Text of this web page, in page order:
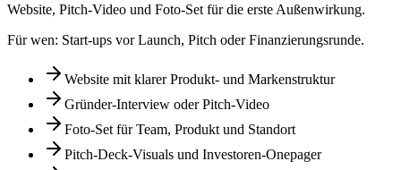
Website, Pitch-Video und Foto-Set für die erste Außenwirkung.
Für wen: Start-ups vor Launch, Pitch oder Finanzierungsrunde.
Website mit klarer Produkt- und Markenstruktur
Gründer-Interview oder Pitch-Video
Foto-Set für Team, Produkt und Standort
Pitch-Deck-Visuals und Investoren-Onepager